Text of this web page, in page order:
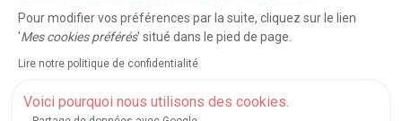
Pour modifier vos préférences par la suite, cliquez sur le lien
'Mes cookies préférés' situé dans le pied de page.
Lire notre politique de confidentialité
Voici pourquoi nous utilisons des cookies.
LISTES CADEAUX
Service après-vente| FAQ |Rappels de produits|Protection des données
Mentions légales et crédits Conditions générales de ventes